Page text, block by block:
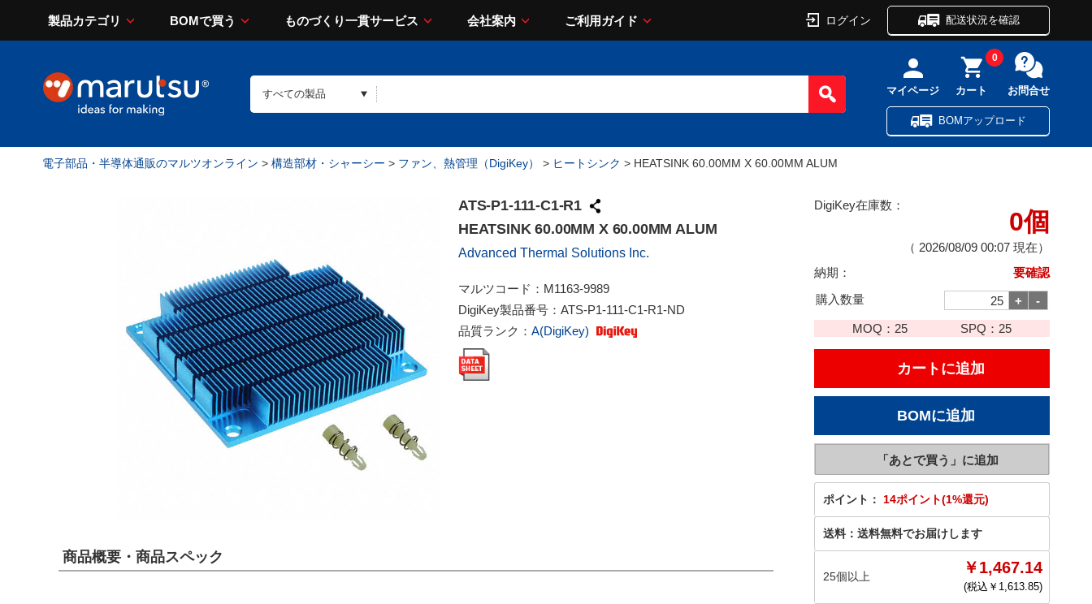
製品カテゴリ BOMで買う ものづくり一貫サービス 会社案内 ご利用ガイド ログイン 配送状況を確認
マイページ カート
0
お問合せ
BOMアップロード
電子部品・半導体通販のマルツオンライン > 構造部材・シャーシー > ファン、熱管理（DigiKey） > ヒートシンク > HEATSINK 60.00MM X 60.00MM ALUM
ATS-P1-111-C1-R1
HEATSINK 60.00MM X 60.00MM ALUM
Advanced Thermal Solutions Inc.
マルツコード： M1163-9989
DigiKey製品番号： ATS-P1-111-C1-R1-ND
品質ランク： A(DigiKey)
DigiKey在庫数：
0個
（ 2026/08/09 00:07 現在）
納期：
要確認
購入数量
MOQ： 25 SPQ： 25
ポイント： 14ポイント(1%還元)
送料： 送料無料でお届けします
25個以上 ￥1,467.14
(税込￥ 1,613.85)
商品概要・商品スペック